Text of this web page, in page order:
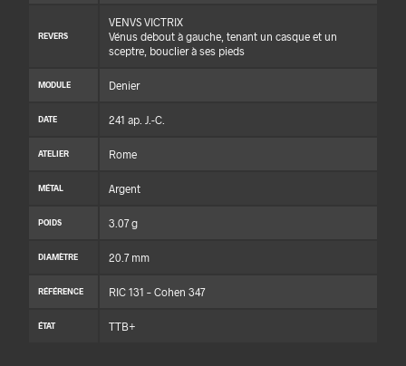
REVERS
VENVS VICTRIX
Vénus debout à gauche, tenant un casque et un
sceptre, bouclier à ses pieds
MODULE Denier
DATE 241 ap. J.-C.
ATELIER Rome
MÉTAL Argent
POIDS 3.07 g
DIAMÈTRE 20.7 mm
RÉFÉRENCE RIC 131 – Cohen 347
ÉTAT TTB+